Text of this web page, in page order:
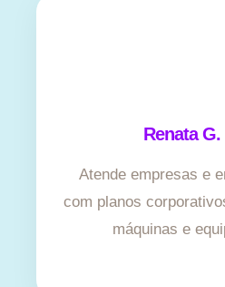
Renata
Atende empresas e
com planos
máquinas e